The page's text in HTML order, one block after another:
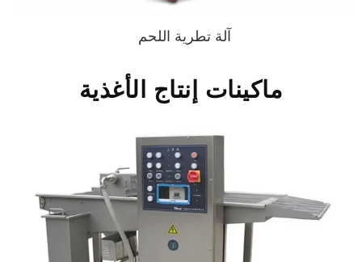
آلة تطرية اللحم
ماكينات إنتاج الأغذية